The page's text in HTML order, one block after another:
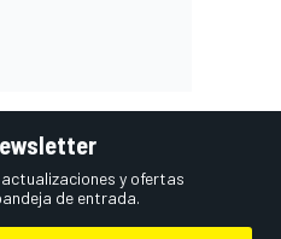
y ofertas
de entrada.